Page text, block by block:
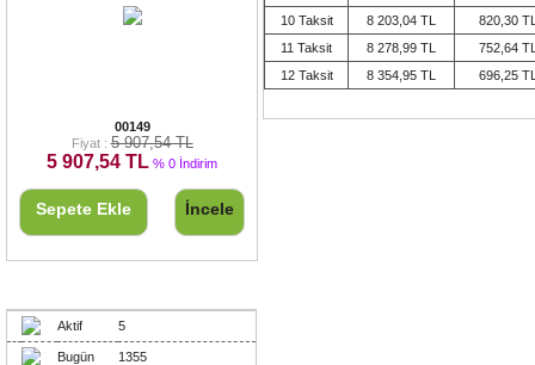
00149
Fiyat : 5 907,54 TL
5 907,54 TL % 0 İndirim
Sepete Ekle İncele
Aktif 5
Bugün 1355
10 Taksit
8 203,04 TL
820,30
11 Taksit
8 278,99 TL
752,64
12 Taksit
8 354,95 TL 696,25